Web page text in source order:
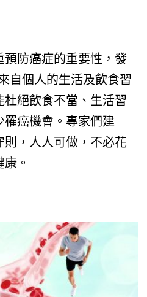
防癌症的重要性，發
自個人的生活及飲食習
絕飲食不當、生活習
癌機會。專家們建
，人人可做，不必花
。